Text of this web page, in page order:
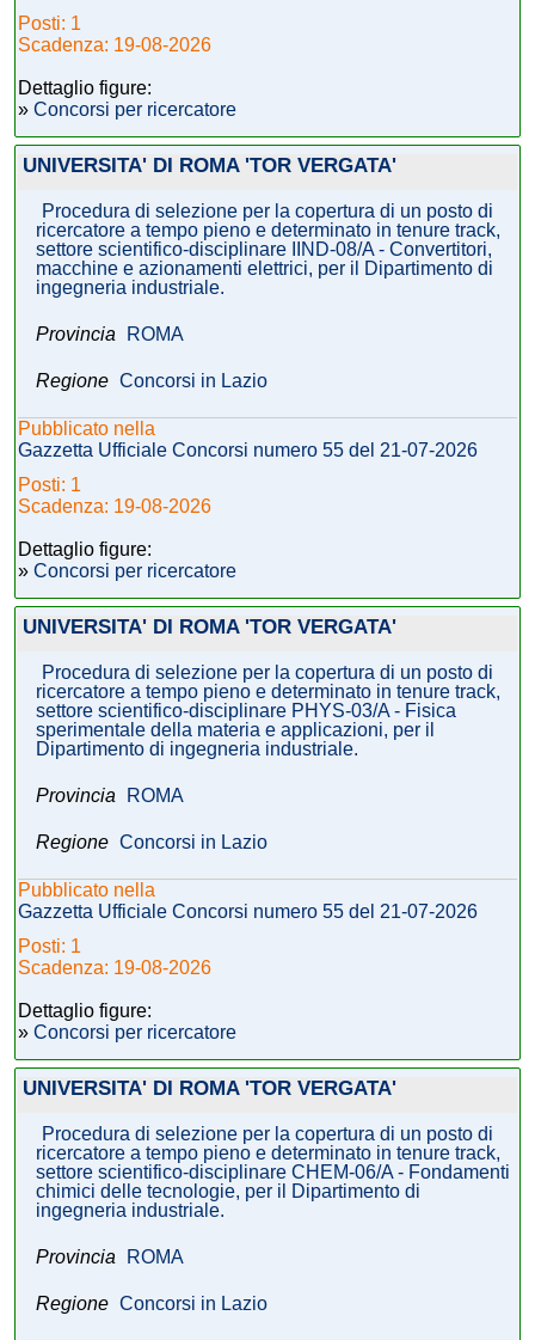
Posti: 1
Scadenza: 19-08-2026
Dettaglio figure:
» Concorsi per ricercatore
UNIVERSITA' DI ROMA 'TOR VERGATA'
Procedura di selezione per la copertura di un posto di
ricercatore a tempo pieno e determinato in tenure track,
settore scientifico-disciplinare IIND-08/A - Convertitori,
macchine e azionamenti elettrici, per il Dipartimento di
ingegneria industriale.
Provincia ROMA
Regione Concorsi in Lazio
Pubblicato nella
Gazzetta Ufficiale Concorsi numero 55 del 21-07-2026
Posti: 1
Scadenza: 19-08-2026
Dettaglio figure:
» Concorsi per ricercatore
UNIVERSITA' DI ROMA 'TOR VERGATA'
Procedura di selezione per la copertura di un posto di
ricercatore a tempo pieno e determinato in tenure track,
settore scientifico-disciplinare PHYS-03/A - Fisica
sperimentale della materia e applicazioni, per il
Dipartimento di ingegneria industriale.
Provincia ROMA
Regione Concorsi in Lazio
Pubblicato nella
Gazzetta Ufficiale Concorsi numero 55 del 21-07-2026
Posti: 1
Scadenza: 19-08-2026
Dettaglio figure:
» Concorsi per ricercatore
UNIVERSITA' DI ROMA 'TOR VERGATA'
Procedura di selezione per la copertura di un posto di
ricercatore a tempo pieno e determinato in tenure track,
settore scientifico-disciplinare CHEM-06/A - Fondamenti
chimici delle tecnologie, per il Dipartimento di
ingegneria industriale.
Provincia ROMA
Regione Concorsi in Lazio